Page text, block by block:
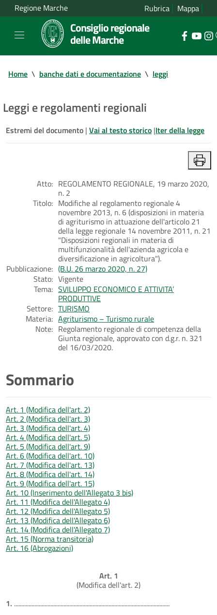
Regione Marche Rubrica Mappa
Consiglio regionale
delle Marche
Home \ banche dati e documentazione \ leggi
Leggi e regolamenti regionali
Estremi del documento | Vai al testo storico |Iter della legge
Atto: REGOLAMENTO REGIONALE, 19 marzo 2020,
n. 2
Titolo: Modifiche al regolamento regionale 4
novembre 2013, n. 6 (disposizioni in materia
di agriturismo in attuazione dell'articolo 21
della legge regionale 14 novembre 2011, n. 21
"Disposizioni regionali in materia di
multifunzionalità dell'azienda agricola e
diversificazione in agricoltura").
Pubblicazione: (B.U. 26 marzo 2020, n. 27)
Stato: Vigente
Tema: SVILUPPO ECONOMICO E ATTIVITA’
PRODUTTIVE
Settore: TURISMO
Materia: Agriturismo – Turismo rurale
Note: Regolamento regionale di competenza della
Giunta regionale, approvato con d.g.r. n. 321
del 16/03/2020.
Sommario
Art. 1 (Modifica dell'art. 2)
Art. 2 (Modifica dell'art. 3)
Art. 3 (Modifica dell'art. 4)
Art. 4 (Modifica dell'art. 5)
Art. 5 (Modifica dell'art. 9)
Art. 6 (Modifica dell'art. 10)
Art. 7 (Modifica dell'art. 13)
Art. 8 (Modifica dell'art. 14)
Art. 9 (Modifica dell'art. 15)
Art. 10 (Inserimento dell'Allegato 3 bis)
Art. 11 (Modifica dell'Allegato 4)
Art. 12 (Modifica dell'Allegato 5)
Art. 13 (Modifica dell'Allegato 6)
Art. 14 (Modifica dell'Allegato 7)
Art. 15 (Norma transitoria)
Art. 16 (Abrogazioni)
Art. 1
(Modifica dell'art. 2)
1. ...........................................................................................................